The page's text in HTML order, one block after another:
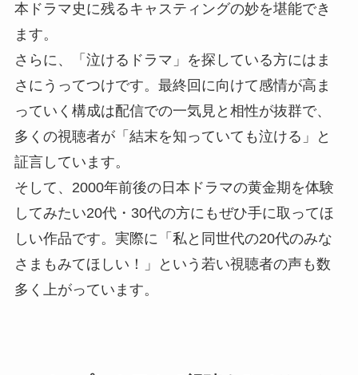
本ドラマ史に残るキャスティングの妙を堪能でき
ます。
さらに、「泣けるドラマ」を探している方にはま
さにうってつけです。最終回に向けて感情が高ま
っていく構成は配信での一気見と相性が抜群で、
多くの視聴者が「結末を知っていても泣ける」と
証言しています。
そして、2000年前後の日本ドラマの黄金期を体験
してみたい20代・30代の方にもぜひ手に取ってほ
しい作品です。実際に「私と同世代の20代のみな
さまもみてほしい！」という若い視聴者の声も数
多く上がっています。